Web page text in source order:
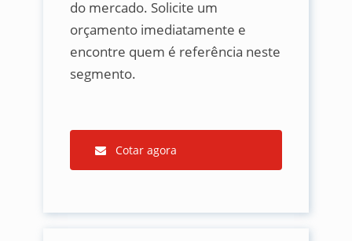
do mercado. Solicite um
orçamento imediatamente e
encontre quem é referência neste
segmento.
Cotar agora